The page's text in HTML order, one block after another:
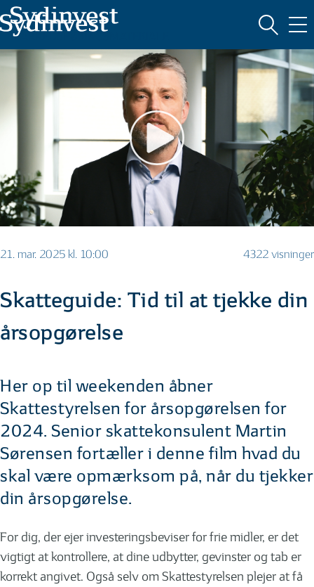
MARKEDSFØRINGSMATERIALE
21. mar. 2025 kl. 10:00 4322 visninger
Skatteguide: Tid til at tjekke din
årsopgørelse
Her op til weekenden åbner
Skattestyrelsen for årsopgørelsen for
2024. Senior skattekonsulent Martin
Sørensen fortæller i denne film hvad du
skal være opmærksom på, når du tjekker
din årsopgørelse.
For dig, der ejer investeringsbeviser for frie midler, er det
vigtigt at kontrollere, at dine udbytter, gevinster og tab er
korrekt angivet. Også selv om Skattestyrelsen plejer at få